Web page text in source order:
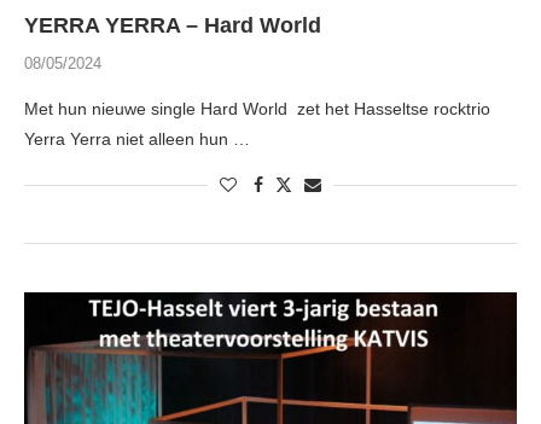
YERRA YERRA – Hard World
08/05/2024
Met hun nieuwe single Hard World zet het Hasseltse rocktrio
Yerra Yerra niet alleen hun …